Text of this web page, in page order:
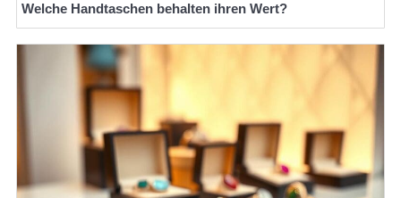
Welche Handtaschen behalten ihren Wert?